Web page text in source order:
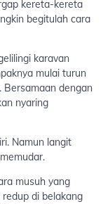
kereta-kereta
begitulah cara
karavan
mulai turun
Bersamaan dengan
nyaring
Namun langit
musuh yang
di belakang